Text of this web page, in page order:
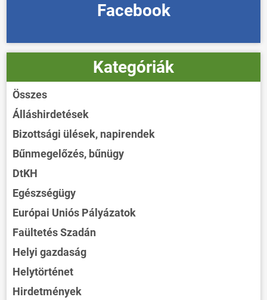
Facebook
Kategóriák
Összes
Álláshirdetések
Bizottsági ülések, napirendek
Bűnmegelőzés, bűnügy
DtKH
Egészségügy
Európai Uniós Pályázatok
Faültetés Szadán
Helyi gazdaság
Helytörténet
Hirdetmények